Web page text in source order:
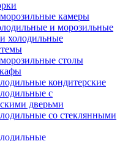
камеры
и морозильные
холодильные
столы
кондитерские
с
дверьми
со стеклянными